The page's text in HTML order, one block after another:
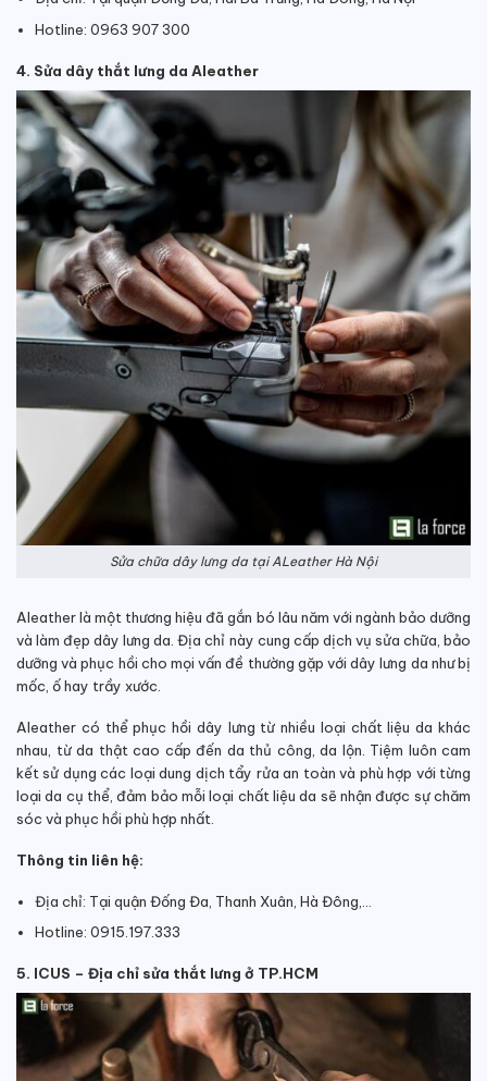
Hotline: 0963 907 300
4. Sửa dây thắt lưng da Aleather
Sửa chữa dây lưng da tại ALeather Hà Nội
Aleather là một thương hiệu đã gắn bó lâu năm với ngành bảo dưỡng
và làm đẹp dây lưng da. Địa chỉ này cung cấp dịch vụ sửa chữa, bảo
dưỡng và phục hồi cho mọi vấn đề thường gặp với dây lưng da như bị
mốc, ố hay trầy xước.
Aleather có thể phục hồi dây lưng từ nhiều loại chất liệu da khác
nhau, từ da thật cao cấp đến da thủ công, da lộn. Tiệm luôn cam
kết sử dụng các loại dung dịch tẩy rửa an toàn và phù hợp với từng
loại da cụ thể, đảm bảo mỗi loại chất liệu da sẽ nhận được sự chăm
sóc và phục hồi phù hợp nhất.
Thông tin liên hệ:
Địa chỉ: Tại quận Đống Đa, Thanh Xuân, Hà Đông,…
Hotline: 0915.197.333
5. ICUS – Địa chỉ sửa thắt lưng ở TP.HCM